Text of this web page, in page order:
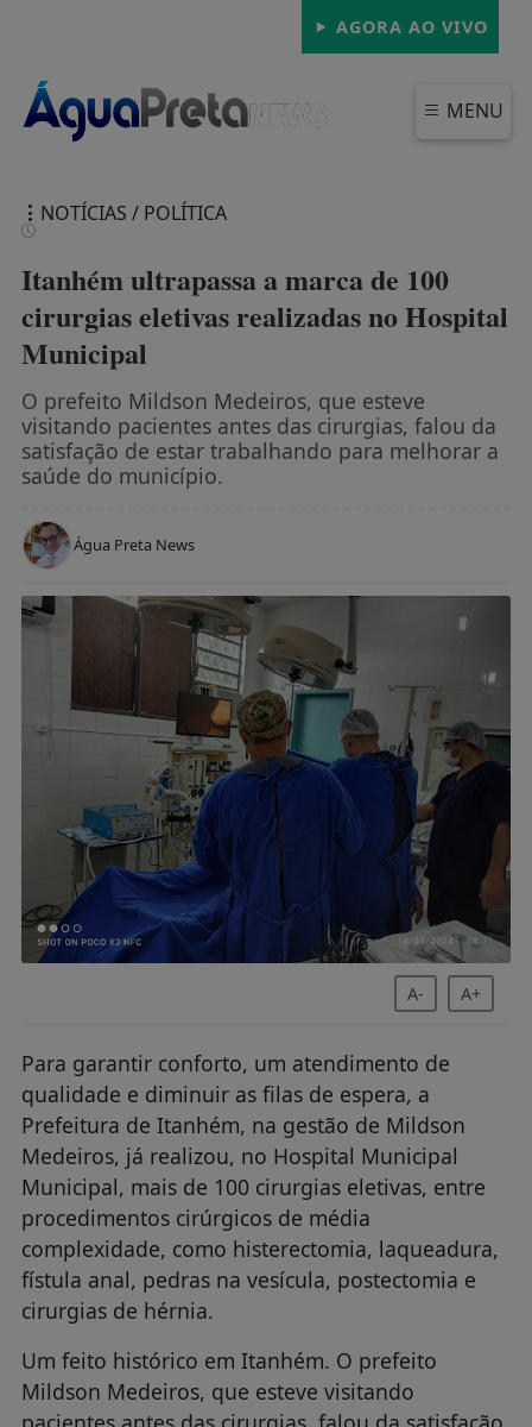
AGORA AO VIVO
MENU
NOTÍCIAS / POLÍTICA
Itanhém ultrapassa a marca de 100
cirurgias eletivas realizadas no Hospital
Municipal
O prefeito Mildson Medeiros, que esteve
visitando pacientes antes das cirurgias, falou da
satisfação de estar trabalhando para melhorar a
saúde do município.
Água Preta News
A- A+
Para garantir conforto, um atendimento de
qualidade e diminuir as filas de espera, a
Prefeitura de Itanhém, na gestão de Mildson
Medeiros, já realizou, no Hospital Municipal
Municipal, mais de 100 cirurgias eletivas, entre
procedimentos cirúrgicos de média
complexidade, como histerectomia, laqueadura,
fístula anal, pedras na vesícula, postectomia e
cirurgias de hérnia.
Um feito histórico em Itanhém. O prefeito
Mildson Medeiros, que esteve visitando